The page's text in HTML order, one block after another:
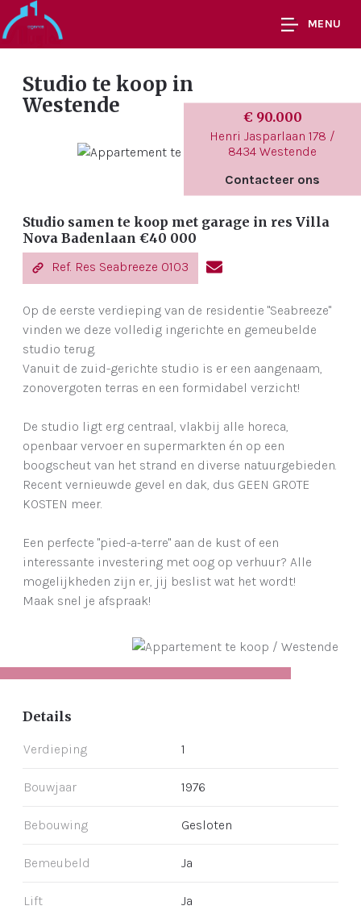
MENU
Studio te koop in
Westende
€ 90.000
Henri Jasparlaan 178 /
8434 Westende
Contacteer ons
Studio samen te koop met garage in res Villa
Nova Badenlaan €40 000
Ref. Res Seabreeze 0103
Op de eerste verdieping van de residentie "Seabreeze"
vinden we deze volledig ingerichte en gemeubelde
studio terug.
Vanuit de zuid-gerichte studio is er een aangenaam,
zonovergoten terras en een formidabel verzicht!
De studio ligt erg centraal, vlakbij alle horeca,
openbaar vervoer en supermarkten én op een
boogscheut van het strand en diverse natuurgebieden.
Recent vernieuwde gevel en dak, dus GEEN GROTE
KOSTEN meer.
Een perfecte "pied-a-terre" aan de kust of een
interessante investering met oog op verhuur? Alle
mogelijkheden zijn er, jij beslist wat het wordt!
Maak snel je afspraak!
Details
Verdieping 1
Bouwjaar 1976
Bebouwing Gesloten
Bemeubeld Ja
Lift Ja